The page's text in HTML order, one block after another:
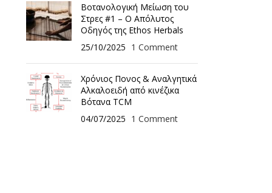
Βοτανολογική Μείωση του
Στρες #1 – Ο Απόλυτος
Οδηγός της Ethos Herbals
25/10/2025 1 Comment
Χρόνιος Πονος & Αναλγητικά
Αλκαλοειδή από κινέζικα
Βότανα TCM
04/07/2025 1 Comment